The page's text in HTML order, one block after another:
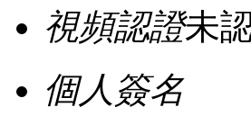
視頻認證未
個人簽名